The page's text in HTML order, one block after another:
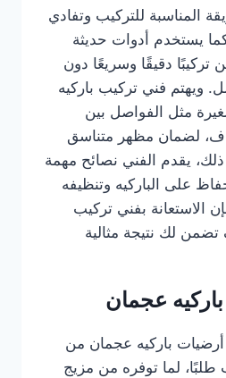
المناسبة للتركيب وتفادي
يستخدم أدوات حديثة
دقيقًا وسريعًا دون
ويهتم فني تركيب باركيه
مثل الفواصل بين
لضمان مظهر متناسق
يقدم الفني نصائح مهمة
على الباركيه وتنظيفه
الاستعانة بفني تركيب
لك نتيجة مثالية
عجمان
باركيه عجمان من
لما توفره من مزيج